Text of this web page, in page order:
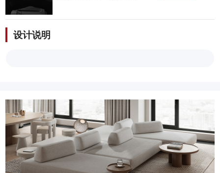
设计说明